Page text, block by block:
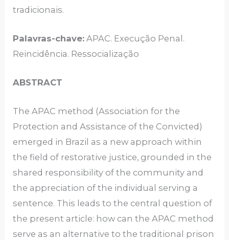
tradicionais.
Palavras-chave: APAC. Execução Penal.
Reincidência. Ressocialização
ABSTRACT
The APAC method (Association for the
Protection and Assistance of the Convicted)
emerged in Brazil as a new approach within
the field of restorative justice, grounded in the
shared responsibility of the community and
the appreciation of the individual serving a
sentence. This leads to the central question of
the present article: how can the APAC method
serve as an alternative to the traditional prison